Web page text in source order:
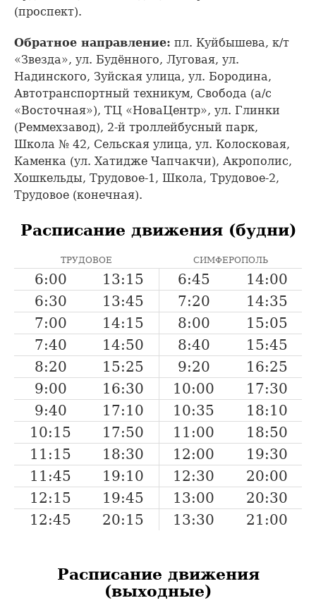
(проспект).
Обратное направление: пл. Куйбышева, к/т
«Звезда», ул. Будённого, Луговая, ул.
Надинского, Зуйская улица, ул. Бородина,
Автотранспортный техникум, Свобода (а/с
«Восточная»), ТЦ «НоваЦентр», ул. Глинки
(Реммехзавод), 2-й троллейбусный парк,
Школа № 42, Сельская улица, ул. Колосковая,
Каменка (ул. Хатидже Чапчакчи), Акрополис,
Хошкельды, Трудовое-1, Школа, Трудовое-2,
Трудовое (конечная).
Расписание движения (будни)
ТРУДОВОЕ СИМФЕРОПОЛЬ
6:00 13:15 6:45
14:00
6:30
13:45 7:20
14:35
7:00
14:15 8:00
15:05
7:40
14:50 8:40
15:45
8:20
15:25 9:20
16:25
9:00
16:30 10:00
17:30
9:40
17:10 10:35
18:10
10:15
17:50 11:00
18:50
11:15
18:30 12:00
19:30
11:45
19:10 12:30
20:00
12:15
19:45 13:00
20:30
12:45
20:15 13:30 21:00
Расписание движения
(выходные)